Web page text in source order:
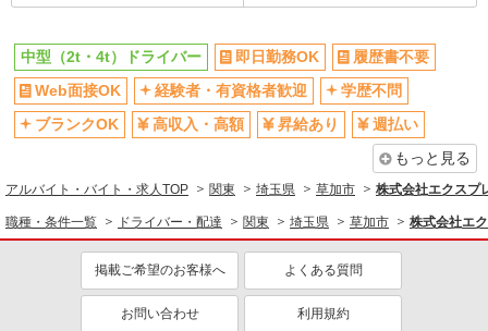
中型（2t・4t）ドライバー 即日勤務OK
履歴書不要
Web面接OK
経験者・有資格者歓迎
学歴不問
ブランクOK
高収入・高額 昇給あり
週払い
もっと見る
アルバイト・バイト・求人TOP 関東 埼玉県 草加市 株式会社エクスプ
職種・条件一覧 ドライバー・配達 関東 埼玉県 草加市 株式会社エ
掲載ご希望のお客様へ よくある質問
お問い合わせ 利用規約